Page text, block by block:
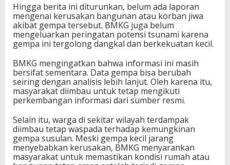
Hingga berita ini diturunkan, belum ada laporan
mengenai kerusakan bangunan atau korban jiwa
akibat gempa tersebut. BMKG juga belum
mengeluarkan peringatan potensi tsunami karena
gempa ini tergolong dangkal dan berkekuatan kecil.
BMKG mengingatkan bahwa informasi ini masih
bersifat sementara. Data gempa bisa berubah
seiring dengan analisis lebih lanjut. Oleh karena itu,
masyarakat diimbau untuk tetap mengikuti
perkembangan informasi dari sumber resmi.
Selain itu, warga di sekitar wilayah terdampak
diimbau tetap waspada terhadap kemungkinan
gempa susulan. Meski gempa kecil jarang
menyebabkan kerusakan, BMKG menyarankan
masyarakat untuk memastikan kondisi rumah atau